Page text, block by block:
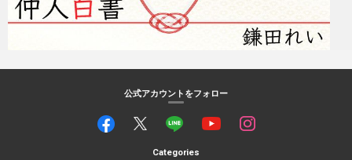
公式アカウントをフォロー
Categories